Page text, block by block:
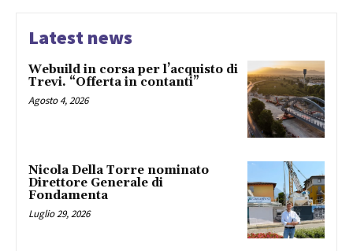
Latest news
Webuild in corsa per l’acquisto di
Trevi. “Offerta in contanti”
Agosto 4, 2026
Nicola Della Torre nominato
Direttore Generale di
Fondamenta
Luglio 29, 2026